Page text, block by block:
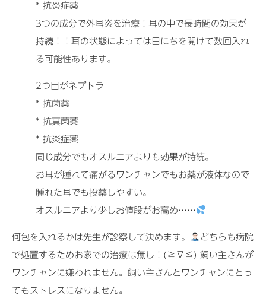
* 抗炎症薬
3つの成分で外耳炎を治療！耳の中で長時間の効果が
持続！！耳の状態によっては日にちを開けて数回入れ
る可能性あります。
2つ目がネプトラ
* 抗菌薬
* 抗真菌薬
* 抗炎症薬
同じ成分でもオスルニアよりも効果が持続。
お耳が腫れて痛がるワンチャンでもお薬が液体なので
腫れた耳でも投薬しやすい。
オスルニアより少しお値段がお高め……
何包を入れるかは先生が診察して決めます。
どちらも病院
で処置するためお家での治療は無し！(≧∇≦) 飼い主さんが
ワンチャンに嫌われません。飼い主さんとワンチャンにとっ
てもストレスになりません。